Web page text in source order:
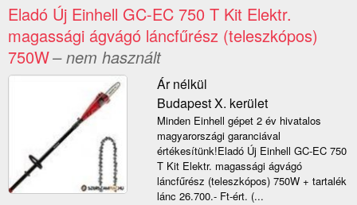
Eladó Új Einhell GC-EC 750 T Kit Elektr.
magassági ágvágó láncfűrész (teleszkópos)
750W– nem használt
Ár nélkül
Budapest X. kerület
Minden Einhell gépet 2 év hivatalos
magyarországi garanciával
értékesítünk!Eladó Új Einhell GC-EC 750
T Kit Elektr. magassági ágvágó
láncfűrész (teleszkópos) 750W + tartalék
lánc 26.700.- Ft-ért. (...